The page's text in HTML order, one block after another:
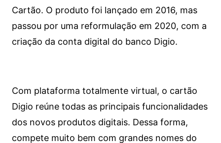
Cartão. O produto foi lançado em 2016, mas
passou por uma reformulação em 2020, com a
criação da conta digital do banco Digio.
Com plataforma totalmente virtual, o cartão
Digio reúne todas as principais funcionalidades
dos novos produtos digitais. Dessa forma,
compete muito bem com grandes nomes do